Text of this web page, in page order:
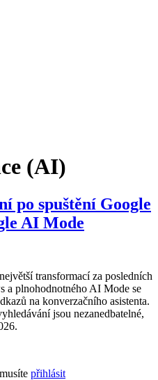
(AI)
po spuštění Google
AI Mode
transformací za posledních
a plnohodnotného AI Mode se
na konverzačního asistenta.
jsou nezanedbatelné,
přihlásit